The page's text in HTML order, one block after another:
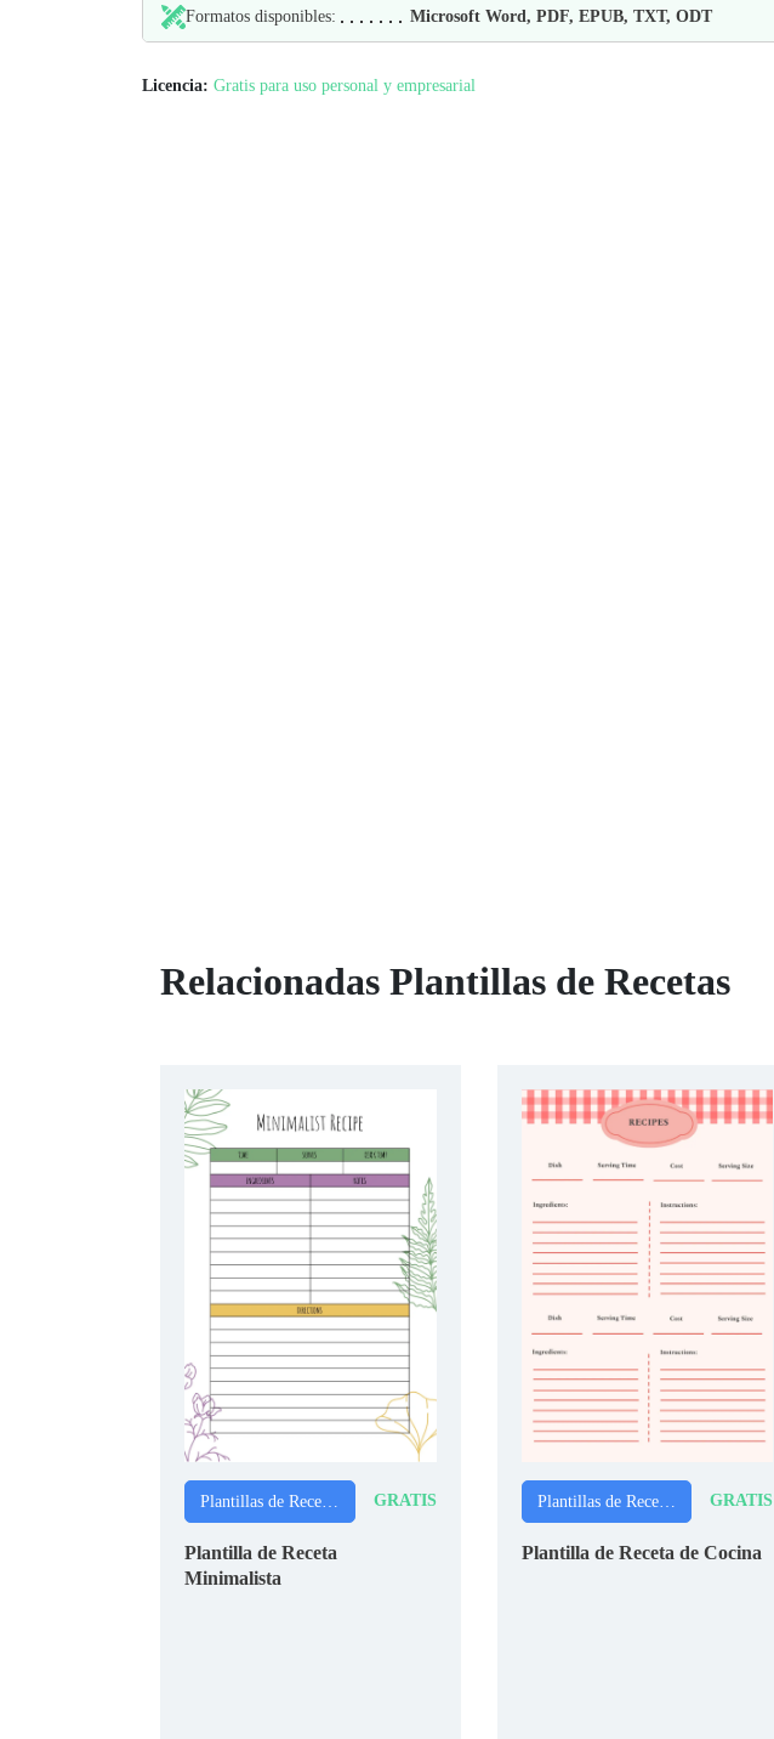
Formatos disponibles: Microsoft Word, PDF, EPUB, TXT, ODT
Licencia: Gratis para uso personal y empresarial
Relacionadas Plantillas de Recetas
GRATIS
Plantilla de Receta
Minimalista
Plantillas de Recetas GRATIS
Plantilla de Receta de Cocina